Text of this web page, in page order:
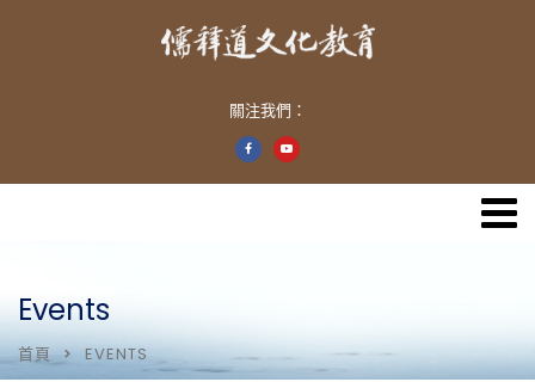
關注我們：
Events
首頁 EVENTS